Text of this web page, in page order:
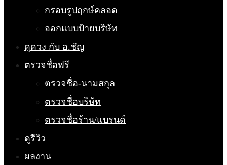
กรอบรูปฤกษ์คลอด
ออกแบบป้ายบริษัท
ดูดวง กับ อ.ชัญ
ตรวจชื่อฟรี
ตรวจชื่อ-นามสกุล
ตรวจชื่อบริษัท
ตรวจชื่อร้าน/แบรนด์
ดูรีวิว
ผลงาน